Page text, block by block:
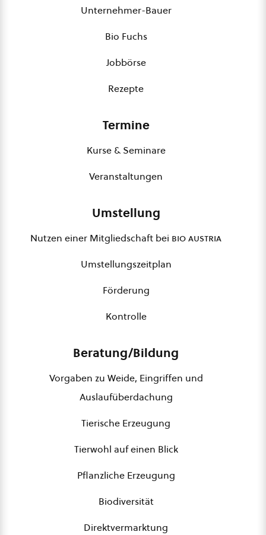
Unternehmer-Bauer
Bio Fuchs
Jobbörse
Rezepte
Termine
Kurse & Seminare
Veranstaltungen
Umstellung
Nutzen einer Mitgliedschaft bei bio austria
Umstellungszeitplan
Förderung
Kontrolle
Beratung/Bildung
Vorgaben zu Weide, Eingriffen und
Auslaufüberdachung
Tierische Erzeugung
Tierwohl auf einen Blick
Pflanzliche Erzeugung
Biodiversität
Direktvermarktung